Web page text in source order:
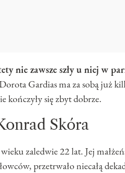
nie zawsze szły u niej w
Gardias ma za sobą już
kończyły się zbyt dobrze.
Skóra
zaledwie 22 lat. Jej
przetrwało niecałą